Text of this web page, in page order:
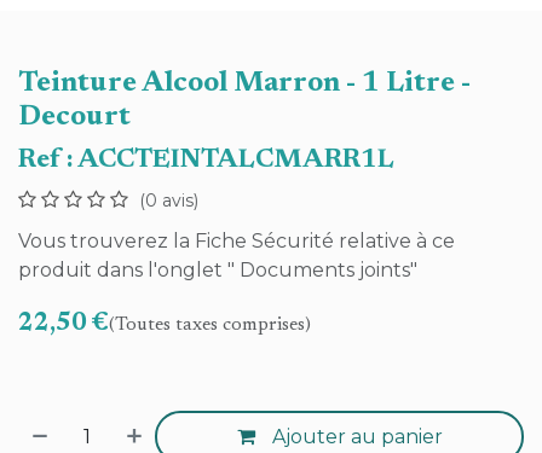
Teinture Alcool Marron - 1 Litre -
Decourt
Ref :ACCTEINTALCMARR1L
(0 avis)
Vous trouverez la Fiche Sécurité relative à ce
produit dans l'onglet " Documents joints"
22,50 €(Toutes taxes comprises)
Ajouter au panier